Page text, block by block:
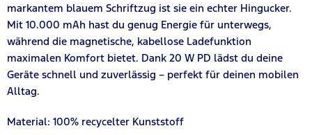
markantem blauem Schriftzug ist sie ein echter Hingucker.
Mit 10.000 mAh hast du genug Energie für unterwegs,
während die magnetische, kabellose Ladefunktion
maximalen Komfort bietet. Dank 20 W PD lädst du deine
Geräte schnell und zuverlässig – perfekt für deinen mobilen
Alltag.
Material: 100% recycelter Kunststoff